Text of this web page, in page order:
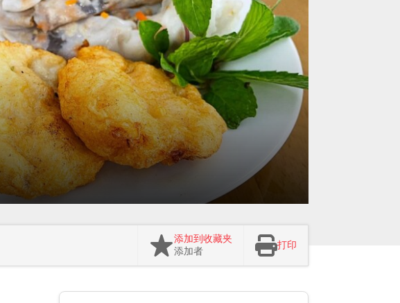
添加到收藏夹
添加者
打印